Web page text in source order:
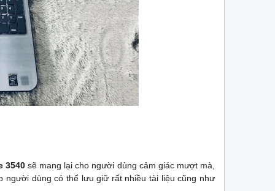
theo tại Laptop43.vn.
✅ Ưu đãi 200.000 VNĐ cho sinh viên
mua laptop.
✅ Tặng ngay balo chống sốc cao cấp,
chuột không dây, tấm lót chuột
logitech.
✅ Tặng 7 Ngày dùng thử - miễn phí
đổi.
11,990,000 đ
MUA NGAY
3540sẽ mang lại cho người dùng cảm giác mượt mà,
người dùng có thể lưu giữ rất nhiều tài liệu cũng như